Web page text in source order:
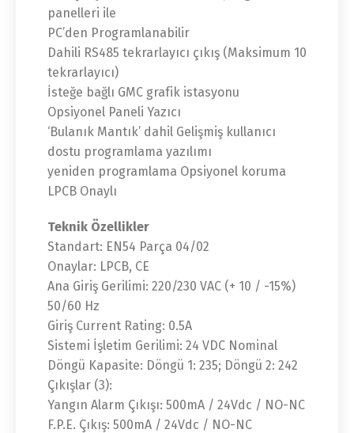
panelleri ile
PC’den Programlanabilir
Dahili RS485 tekrarlayıcı çıkış (Maksimum 10
tekrarlayıcı)
İsteğe bağlı GMC grafik istasyonu
Opsiyonel Paneli Yazıcı
‘Bulanık Mantık’ dahil Gelişmiş kullanıcı
dostu programlama yazılımı
yeniden programlama Opsiyonel koruma
LPCB Onaylı
Teknik Özellikler
Standart: EN54 Parça 04/02
Onaylar: LPCB, CE
Ana Giriş Gerilimi: 220/230 VAC (+ 10 / -15%)
50/60 Hz
Giriş Current Rating: 0.5A
Sistemi İşletim Gerilimi: 24 VDC Nominal
Döngü Kapasite: Döngü 1: 235; Döngü 2: 242
Çıkışlar (3):
Yangın Alarm Çıkışı: 500mA / 24Vdc / NO-NC
F.P.E. Çıkış: 500mA / 24Vdc / NO-NC